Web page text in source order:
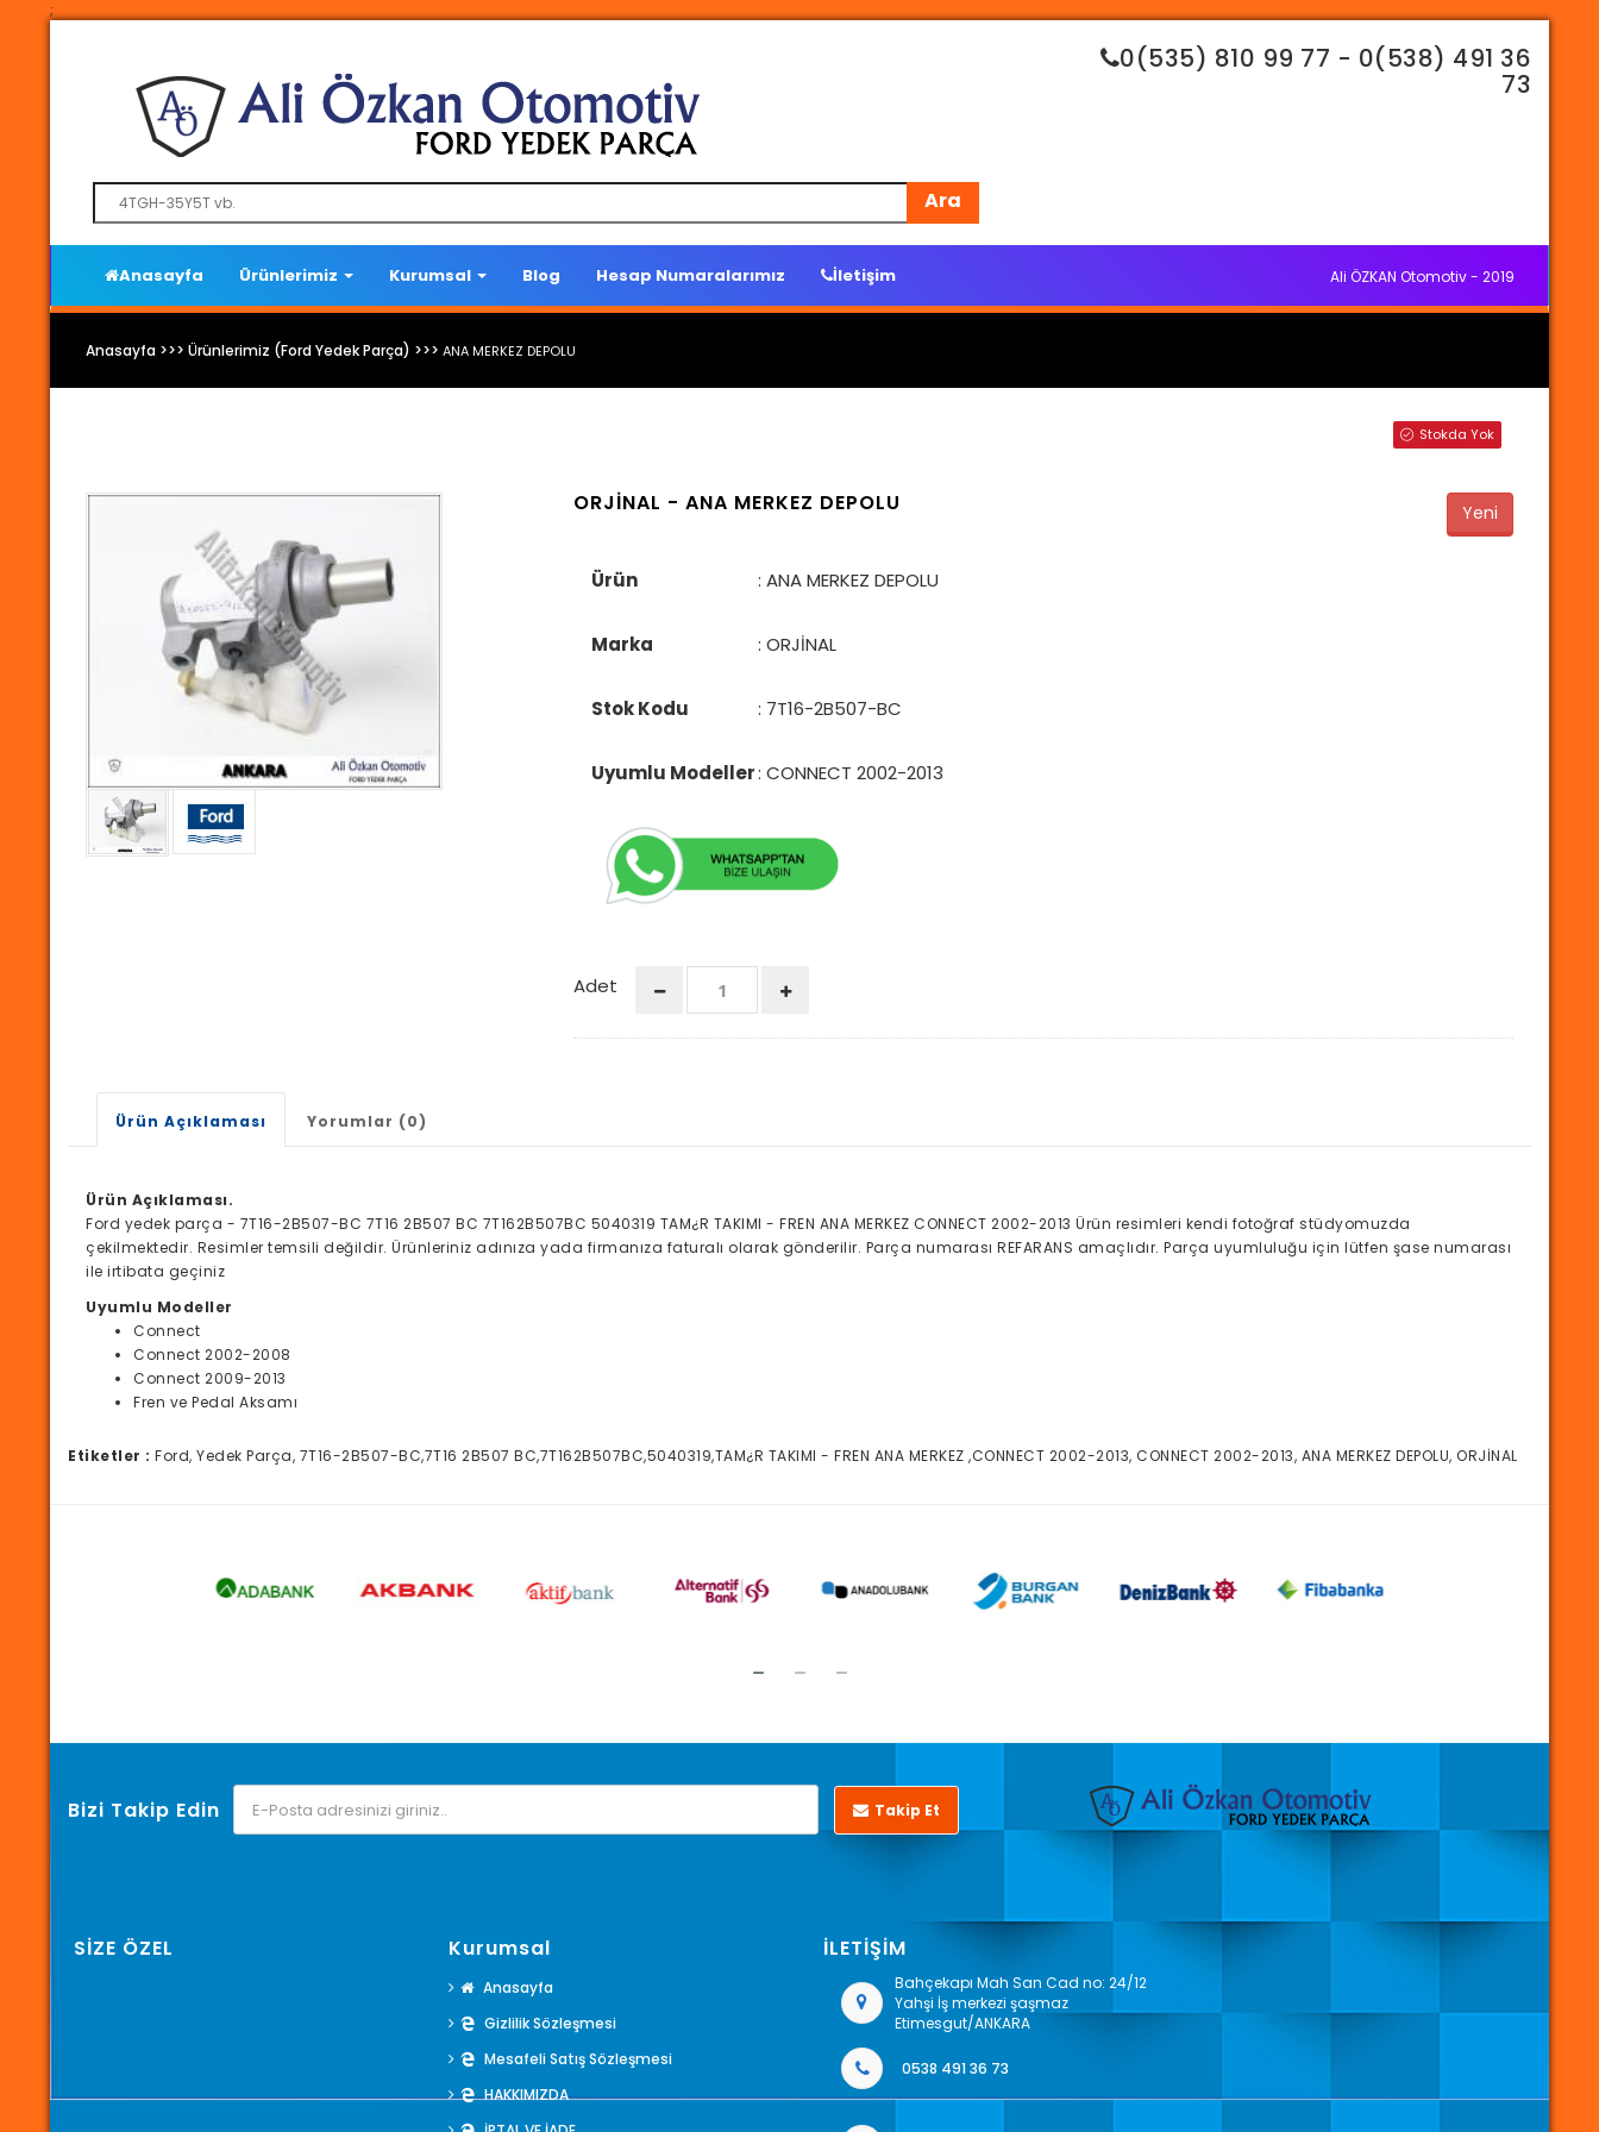
;
0(535) 810 99 77 - 0(538) 491 36
73
Ara
Anasayfa Ürünlerimiz Kurumsal Blog Hesap Numaralarımız İletişim Ali ÖZKAN Otomotiv - 2019
Anasayfa >>> Ürünlerimiz (Ford Yedek Parça) >>> ANA MERKEZ DEPOLU
Stokda Yok
ORJİNAL - ANA MERKEZ DEPOLU Yeni
Ürün : ANA MERKEZ DEPOLU
Marka : ORJİNAL
Stok Kodu : 7T16-2B507-BC
Uyumlu Modeller: CONNECT 2002-2013
Adet
Ürün Açıklaması Yorumlar (0)
Ürün Açıklaması.
Ford yedek parça - 7T16-2B507-BC 7T16 2B507 BC 7T162B507BC 5040319 TAM¿R TAKIMI - FREN ANA MERKEZ CONNECT 2002-2013 Ürün resimleri kendi fotoğraf stüdyomuzda
çekilmektedir. Resimler temsili değildir. Ürünleriniz adınıza yada firmanıza faturalı olarak gönderilir. Parça numarası REFARANS amaçlıdır. Parça uyumluluğu için lütfen şase numarası
ile irtibata geçiniz
Uyumlu Modeller
Connect
Connect 2002-2008
Connect 2009-2013
Fren ve Pedal Aksamı
Etiketler : Ford, Yedek Parça, 7T16-2B507-BC,7T16 2B507 BC,7T162B507BC,5040319,TAM¿R TAKIMI - FREN ANA MERKEZ ,CONNECT 2002-2013, CONNECT 2002-2013, ANA MERKEZ DEPOLU, ORJİNAL
Bizi Takip Edin Takip Et
SİZE ÖZEL Kurumsal
Anasayfa
Gizlilik Sözleşmesi
Mesafeli Satış Sözleşmesi
HAKKIMIZDA
İLETİŞİM
Bahçekapı Mah San Cad no: 24/12
Yahşi İş merkezi şaşmaz
Etimesgut/ANKARA
0538 491 36 73